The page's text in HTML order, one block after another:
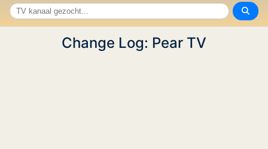
Change Log: Pear TV